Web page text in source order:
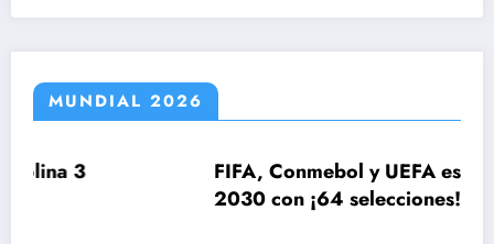
MUNDIAL 2026
FIFA, Conmebol y UEFA estudian el
2030 con ¡64 selecciones!